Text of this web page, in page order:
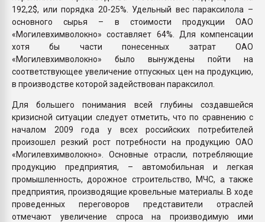
192,2$, или порядка 20-25%. Удельный вес параксилола –
основного сырья – в стоимости продукции ОАО
«Могилевхимволокно» составляет 64%. Для компенсации
хотя бы части понесенных затрат ОАО
«Могилевхимволокно» было вынуждены пойти на
соответствующее увеличение отпускных цен на продукцию,
в производстве которой задействован параксилол.
Для большего понимания всей глубины создавшейся
кризисной ситуации следует отметить, что по сравнению с
началом 2009 года у всех российских потребителей
произошел резкий рост потребности на продукцию ОАО
«Могилевхимволокно». Основные отрасли, потребляющие
продукцию предприятия, – автомобильная и легкая
промышленность, дорожное строительство, МЧС, а также
предприятия, производящие кровельные материалы. В ходе
проведенных переговоров представители отраслей
отмечают увеличение спроса на производимую ими